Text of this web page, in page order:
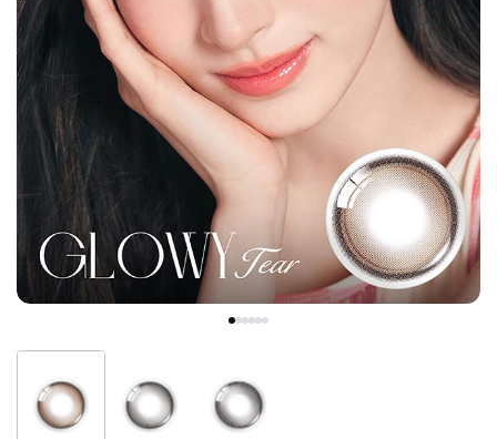
チョコ
ブラック
グリーン
ピンク